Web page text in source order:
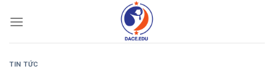
TIN TỨC